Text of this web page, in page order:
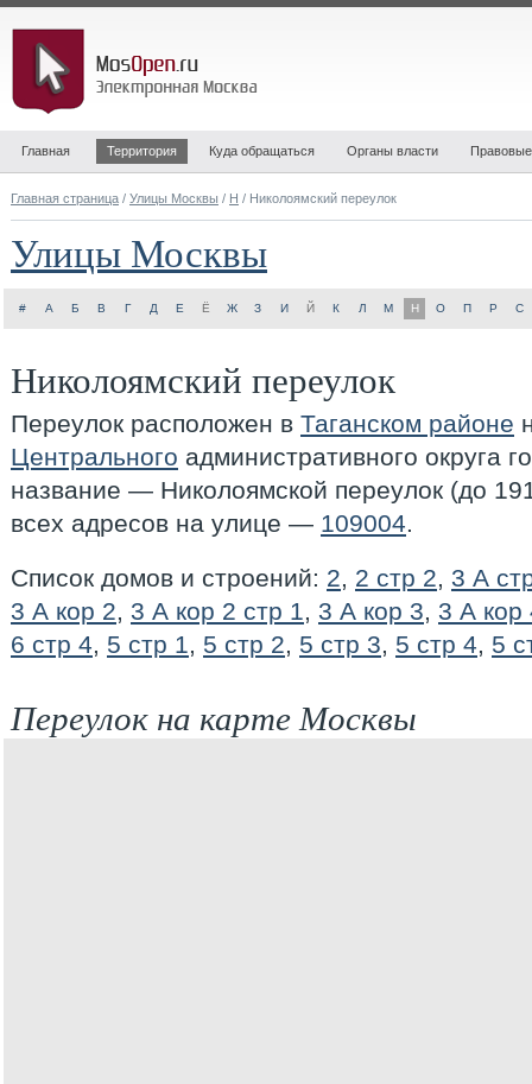
Главная Территория Куда обращаться Органы власти
Главная страница / Улицы Москвы / Н / Николоямский переулок
Улицы Москвы
# А Б В Г Д Е Ё Ж З И Й К Л М Н О П Р С
Николоямский переулок
Переулок расположен в Таганском районе
Центрального административного округа
название — Николоямской переулок (до
всех адресов на улице — 109004.
Список домов и строений: 2, 2 стр 2, 3 А
3 А кор 2, 3 А кор 2 стр 1, 3 А кор 3, 3 А кор
6 стр 4, 5 стр 1, 5 стр 2, 5 стр 3, 5 стр 4, 5
Переулок на карте Москвы